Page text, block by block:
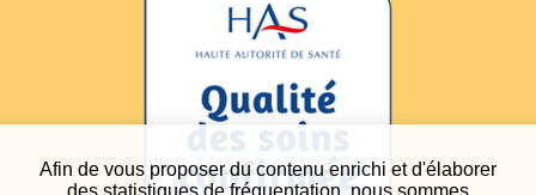
Afin de vous proposer du contenu enrichi et d'élaborer
des statistiques de fréquentation, nous sommes